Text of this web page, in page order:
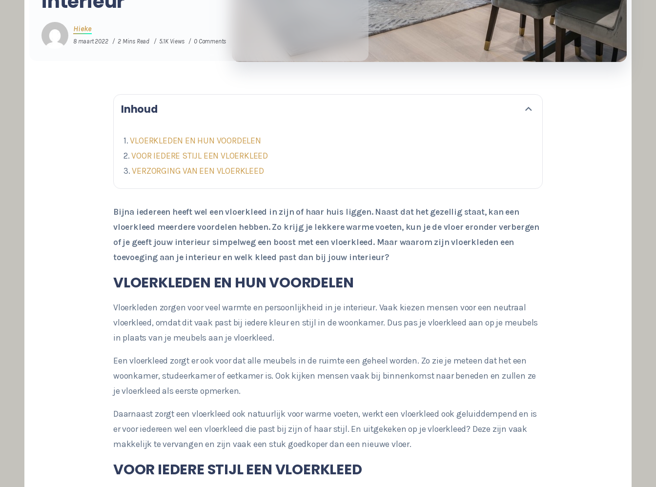
Hieke
8 maart 2022 2 Mins Read 5.1K Views 0 Comments
Inhoud
VLOERKLEDEN EN HUN VOORDELEN
VOOR IEDERE STIJL EEN VLOERKLEED
VERZORGING VAN EEN VLOERKLEED
Bijna iedereen heeft wel een vloerkleed in zijn of haar huis liggen. Naast dat het gezellig staat, kan een
vloerkleed meerdere voordelen hebben. Zo krijg je lekkere warme voeten, kun je de vloer eronder verbergen
of je geeft jouw interieur simpelweg een boost met een vloerkleed. Maar waarom zijn vloerkleden een
toevoeging aan je interieur en welk kleed past dan bij jouw interieur?
VLOERKLEDEN EN HUN VOORDELEN
Vloerkleden zorgen voor veel warmte en persoonlijkheid in je interieur. Vaak kiezen mensen voor een neutraal
vloerkleed, omdat dit vaak past bij iedere kleur en stijl in de woonkamer. Dus pas je vloerkleed aan op je meubels
in plaats van je meubels aan je vloerkleed.
Een vloerkleed zorgt er ook voor dat alle meubels in de ruimte een geheel worden. Zo zie je meteen dat het een
woonkamer, studeerkamer of eetkamer is. Ook kijken mensen vaak bij binnenkomst naar beneden en zullen ze
je vloerkleed als eerste opmerken.
Daarnaast zorgt een vloerkleed ook natuurlijk voor warme voeten, werkt een vloerkleed ook geluiddempend en is
er voor iedereen wel een vloerkleed die past bij zijn of haar stijl. En uitgekeken op je vloerkleed? Deze zijn vaak
makkelijk te vervangen en zijn vaak een stuk goedkoper dan een nieuwe vloer.
VOOR IEDERE STIJL EEN VLOERKLEED